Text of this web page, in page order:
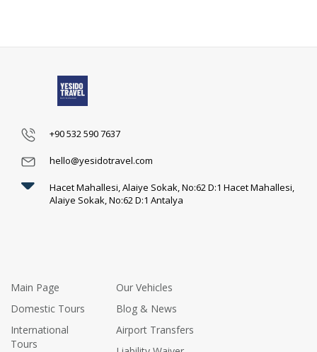
+90 532 590 7637
hello@yesidotravel.com
Hacet Mahallesi, Alaiye Sokak, No:62 D:1 Hacet Mahallesi,
Alaiye Sokak, No:62 D:1 Antalya
Main Page
Domestic Tours
International
Tours
Our Vehicles
Blog & News
Airport Transfers